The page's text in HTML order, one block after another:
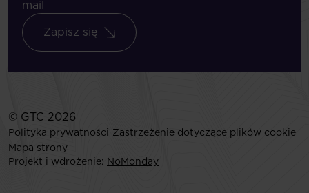
mail
Zapisz się
© GTC 2026
Polityka prywatności Zastrzeżenie dotyczące plików cookie
Mapa strony
Projekt i wdrożenie: NoMonday